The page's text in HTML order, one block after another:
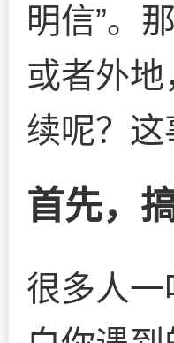
明信”。
或者外
续呢？
首先，
很多人一